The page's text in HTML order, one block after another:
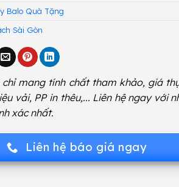
Balo Quà Tặng
Sài Gòn
mang tính chất tham khảo, giá
vải, PP in thêu,... Liên hệ ngay với
xác nhất.
Liên hệ báo giá ngay